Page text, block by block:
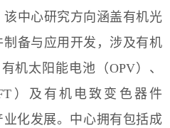
中心研究方向涵盖有机光
备与应用开发，涉及有机
机太阳能电池（OPV）、
）及有机电致变色器件
化发展。中心拥有包括成